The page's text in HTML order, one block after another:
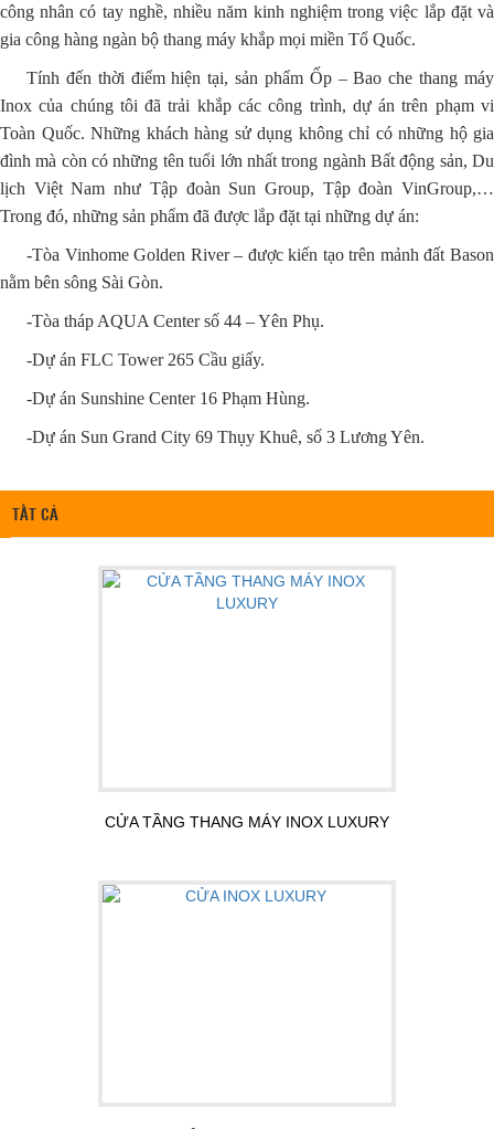
công nhân có tay nghề, nhiều năm kinh nghiệm trong việc lắp đặt và
gia công hàng ngàn bộ thang máy khắp mọi miền Tổ Quốc.
Tính đến thời điểm hiện tại, sản phẩm Ốp – Bao che thang máy
Inox của chúng tôi đã trải khắp các công trình, dự án trên phạm vi
Toàn Quốc. Những khách hàng sử dụng không chỉ có những hộ gia
đình mà còn có những tên tuổi lớn nhất trong ngành Bất động sản, Du
lịch Việt Nam như Tập đoàn Sun Group, Tập đoàn VinGroup,…
Trong đó, những sản phẩm đã được lắp đặt tại những dự án:
-Tòa Vinhome Golden River – được kiến tạo trên mảnh đất Bason
nằm bên sông Sài Gòn.
-Tòa tháp AQUA Center số 44 – Yên Phụ.
-Dự án FLC Tower 265 Cầu giấy.
-Dự án Sunshine Center 16 Phạm Hùng.
-Dự án Sun Grand City 69 Thụy Khuê, số 3 Lương Yên.
TẤT CẢ
CỬA TẦNG THANG MÁY INOX LUXURY